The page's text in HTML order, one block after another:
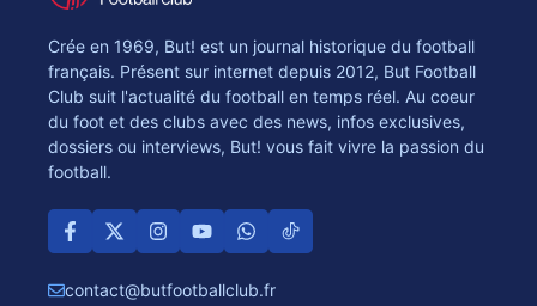
Crée en 1969, But! est un journal historique du football
français. Présent sur internet depuis 2012, But Football
Club suit l'actualité du football en temps réel. Au coeur
du foot et des clubs avec des news, infos exclusives,
dossiers ou interviews, But! vous fait vivre la passion du
football.
contact@butfootballclub.fr